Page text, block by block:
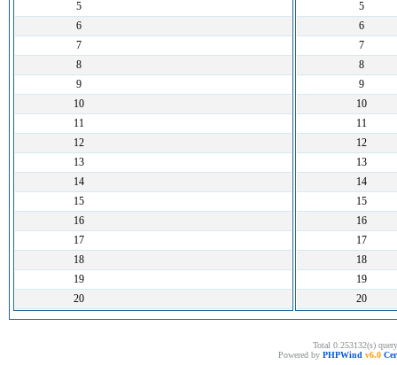
5
6
7
8
9
10
11
12
13
14
15
16
17
18
19
20
5
6
7
8
9
10
11
12
13
14
15
16
17
18
19
20
Total 0.253132(s)
Powered by PHPWind v6.0